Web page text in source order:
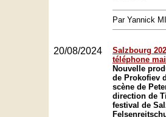
Par Yannick
20/08/2024
Salzbourg
téléphone
Nouvelle
de Prokofiev
scène de
direction de
festival de